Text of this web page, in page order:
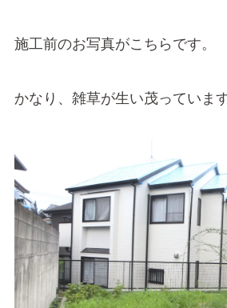
施工前のお写真がこちらです。
かなり、雑草が生い茂っています